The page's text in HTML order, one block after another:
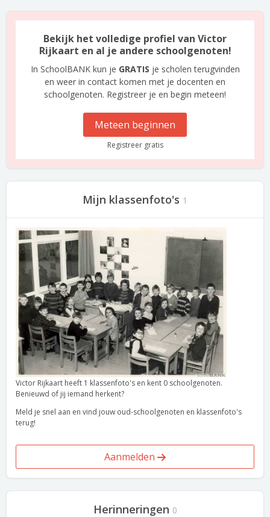
Bekijk het volledige profiel van Victor
Rijkaart en al je andere schoolgenoten!
In SchoolBANK kun je GRATIS je scholen terugvinden
en weer in contact komen met je docenten en
schoolgenoten. Registreer je en begin meteen!
Meteen beginnen
Registreer gratis
Mijn klassenfoto's 1
Victor Rijkaart heeft 1 klassenfoto's en kent 0 schoolgenoten.
Benieuwd of jij iemand herkent?
Meld je snel aan en vind jouw oud-schoolgenoten en klassenfoto's
terug!
Aanmelden
Herinneringen 0